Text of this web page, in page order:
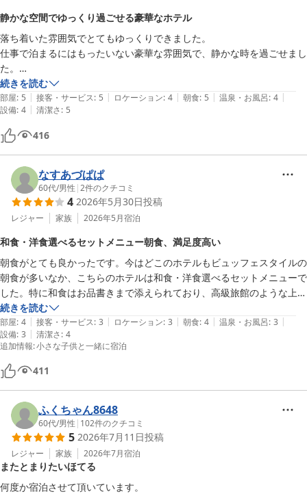
静かな空間でゆっくり過ごせる豪華なホテル
落ち着いた雰囲気でとてもゆっくりできました。
仕事で泊まるにはもったいない豪華な雰囲気で、静かな時を過ごせまし
た。
朝食は、洋食か和食を選択出来ましたので、連泊だったので、両方食べ
てみましたが、どちらも正解！
全体的にこのお値段でいいのか？という素晴らしいホテルでした。
駅からは距離がありますが、車での利用なら、駐車場も出入り自由でた
くさん停められますので、とても便利でした。
続きを読む
部屋: 5 | 接客・サービス: 5 | ロケーション: 4 | 朝食: 5 | 温泉・お風呂: 4 |
設備: 4 | 清潔さ: 5
416
なすあづぱぱ
60代/男性 |2件のクチコミ
4 2026年5月30日投稿
レジャー 家族 2026年5月宿泊
和食・洋食選べるセットメニュー朝食、満足度高い
朝食がとても良かったです。今はどこのホテルもビュッフェスタイルの
朝食が多いなか、こちらのホテルは和食・洋食選べるセットメニューで
した。特に和食はお品書きまで添えられており、高級旅館のような上質
な内容で満足度は高いと思います。子供のセットメニュー（洋食のみ）
もフレンチトーストなど大満足の内容でした。
続きを読む
部屋: 4 | 接客・サービス: 3 | ロケーション: 3 | 朝食: 4 | 温泉・お風呂: 3 |
設備: 3 | 清潔さ: 4
追加情報:小さな子供と一緒に宿泊
411
ふくちゃん8648
60代/男性 | 102件のクチコミ
5 2026年7月11日投稿
レジャー 家族 2026年7月宿泊
またとまりたいほてる
何度か宿泊させて頂いています。